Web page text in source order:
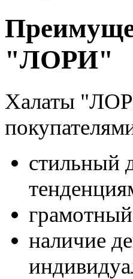
"ЛОРИ"
Халаты
стильный
наличие